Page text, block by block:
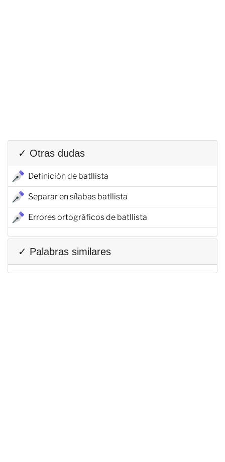
✓ Otras dudas
Definición de batllista
Separar en sílabas batllista
Errores ortográficos de batllista
✓ Palabras similares